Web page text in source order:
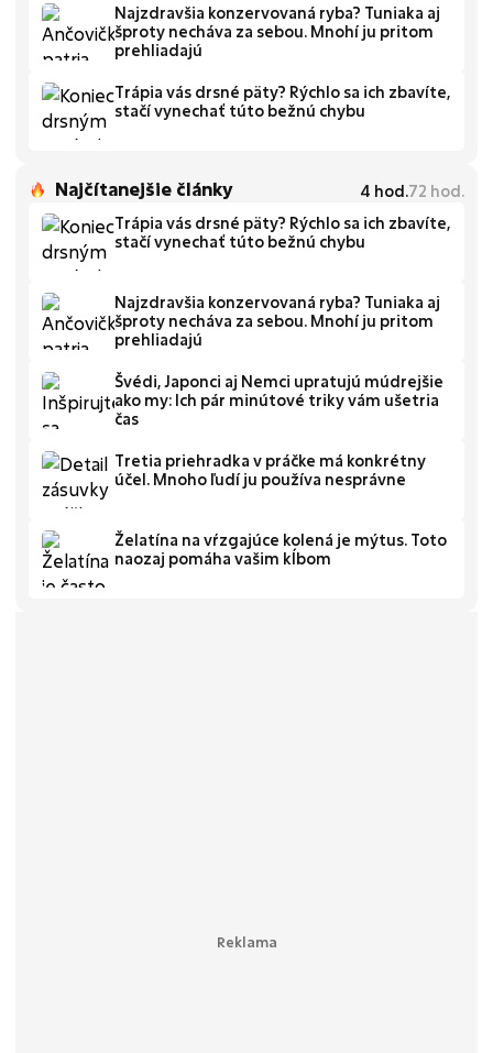
Najzdravšia konzervovaná ryba? Tuniaka aj
šproty necháva za sebou. Mnohí ju pritom
prehliadajú
Trápia vás drsné päty? Rýchlo sa ich zbavíte,
stačí vynechať túto bežnú chybu
Najčítanejšie články 4 hod.72 hod.
Trápia vás drsné päty? Rýchlo sa ich zbavíte,
stačí vynechať túto bežnú chybu
Najzdravšia konzervovaná ryba? Tuniaka aj
šproty necháva za sebou. Mnohí ju pritom
prehliadajú
Švédi, Japonci aj Nemci upratujú múdrejšie
ako my: Ich pár minútové triky vám ušetria
čas
Tretia priehradka v práčke má konkrétny
účel. Mnoho ľudí ju používa nesprávne
Želatína na vŕzgajúce kolená je mýtus. Toto
naozaj pomáha vašim kĺbom